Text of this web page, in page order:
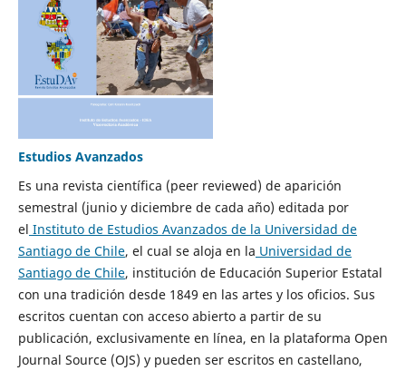
Estudios Avanzados
Es una revista científica (peer reviewed) de aparición
semestral (junio y diciembre de cada año) editada por
el Instituto de Estudios Avanzados de la Universidad de
Santiago de Chile, el cual se aloja en la Universidad de
Santiago de Chile, institución de Educación Superior Estatal
con una tradición desde 1849 en las artes y los oficios. Sus
escritos cuentan con acceso abierto a partir de su
publicación, exclusivamente en línea, en la plataforma Open
Journal Source (OJS) y pueden ser escritos en castellano,